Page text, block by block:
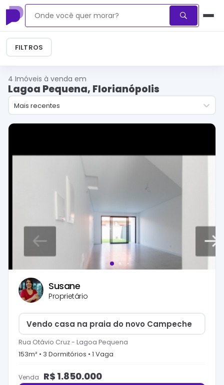
FILTROS
4 Imóveis à venda em
Lagoa Pequena, Florianópolis
Mais recentes
Susane
Proprietário
Vendo casa na praia do novo Campeche
Rua Otávio Cruz- Lagoa Pequena
153m² • 3 Dormitórios • 1 Vaga
Venda R$ 1.850.000